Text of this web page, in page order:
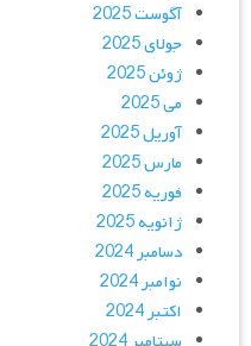
آگوست 2025
جولای 2025
ژوئن 2025
می 2025
آوریل 2025
مارس 2025
فوریه 2025
ژانویه 2025
دسامبر 2024
نوامبر 2024
اکتبر 2024